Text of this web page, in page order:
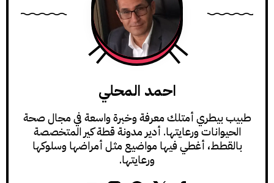
احمد المحلي
طبيب بيطري أمتلك معرفة وخبرة واسعة في مجال صحة
الحيوانات ورعايتها. أدير مدونة قطة كير المتخصصة
بالقطط، أغطي فيها مواضيع مثل أمراضها وسلوكها
ورعايتها.